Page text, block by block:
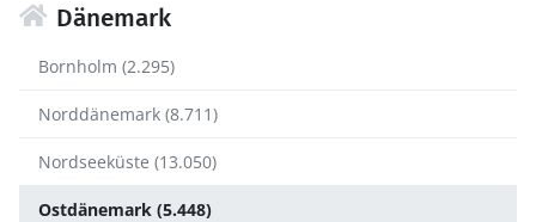
Dänemark
Bornholm (2.295)
Norddänemark (8.711)
Nordseeküste (13.050)
Ostdänemark (5.448)